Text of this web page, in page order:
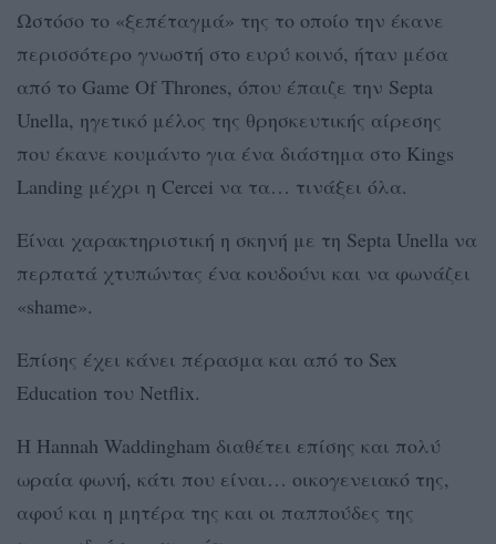
Ωστόσο το «ξεπέταγμά» της το οποίο την έκανε
περισσότερο γνωστή στο ευρύ κοινό, ήταν μέσα
από το Game Of Thrones, όπου έπαιζε την Septa
Unella, ηγετικό μέλος της θρησκευτικής αίρεσης
που έκανε κουμάντο για ένα διάστημα στο Kings
Landing μέχρι η Cercei να τα… τινάξει όλα.
Είναι χαρακτηριστική η σκηνή με τη Septa Unella να
περπατά χτυπώντας ένα κουδούνι και να φωνάζει
«shame».
Επίσης έχει κάνει πέρασμα και από το Sex
Education του Netflix.
Η Hannah Waddingham διαθέτει επίσης και πολύ
ωραία φωνή, κάτι που είναι… οικογενειακό της,
αφού και η μητέρα της και οι παππούδες της